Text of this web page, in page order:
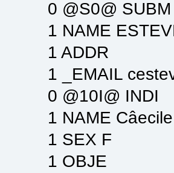
0 @S0@ SUBM
1 NAME
1 ADDR
1 _EMAIL
0 @10I@ INDI
1 NAME
1 SEX F
1 OBJE